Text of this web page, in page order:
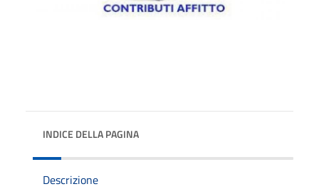
INDICE DELLA PAGINA
Descrizione